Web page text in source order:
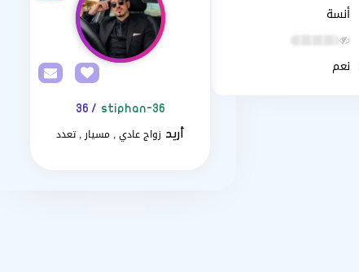
أنسة
نعم
stiphan-36
/ 36
أريد زواج عادي , مسيار , تعدد